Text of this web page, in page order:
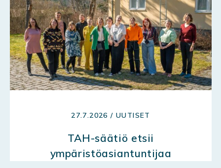
27.7.2026 / UUTISET
TAH-säätiö etsii
ympäristöasiantuntijaa